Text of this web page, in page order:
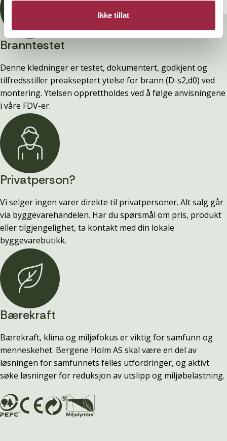
Ikke tillat
Branntestet
Denne kledninger er testet, dokumentert, godkjent og
tilfredsstiller preakseptert ytelse for brann (D-s2,d0) ved
montering. Ytelsen opprettholdes ved å følge anvisningene
i våre FDV-er.
Privatperson?
Vi selger ingen varer direkte til privatpersoner. Alt salg går
via byggevarehandelen. Har du spørsmål om pris, produkt
eller tilgjengelighet, ta kontakt med din lokale
byggevarebutikk.
Bærekraft
Bærekraft, klima og miljøfokus er viktig for samfunn og
menneskehet. Bergene Holm AS skal være en del av
løsningen for samfunnets felles utfordringer, og aktivt
søke løsninger for reduksjon av utslipp og miljøbelastning.